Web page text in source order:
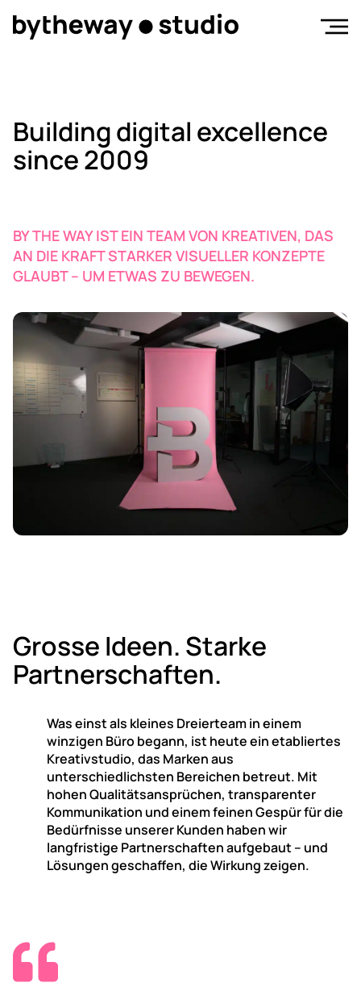
Building digital excellence
since 2009
BY THE WAY IST EIN TEAM VON KREATIVEN, DAS
AN DIE KRAFT STARKER VISUELLER KONZEPTE
GLAUBT – UM ETWAS ZU BEWEGEN.
Grosse Ideen. Starke
Partnerschaften.
Was einst als kleines Dreierteam in einem
winzigen Büro begann, ist heute ein etabliertes
Kreativstudio, das Marken aus
unterschiedlichsten Bereichen betreut. Mit
hohen Qualitätsansprüchen, transparenter
Kommunikation und einem feinen Gespür für die
Bedürfnisse unserer Kunden haben wir
langfristige Partnerschaften aufgebaut – und
Lösungen geschaffen, die Wirkung zeigen.
